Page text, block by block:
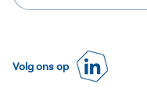
Volg ons op